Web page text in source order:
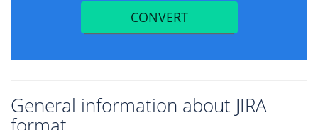
General information about JIRA